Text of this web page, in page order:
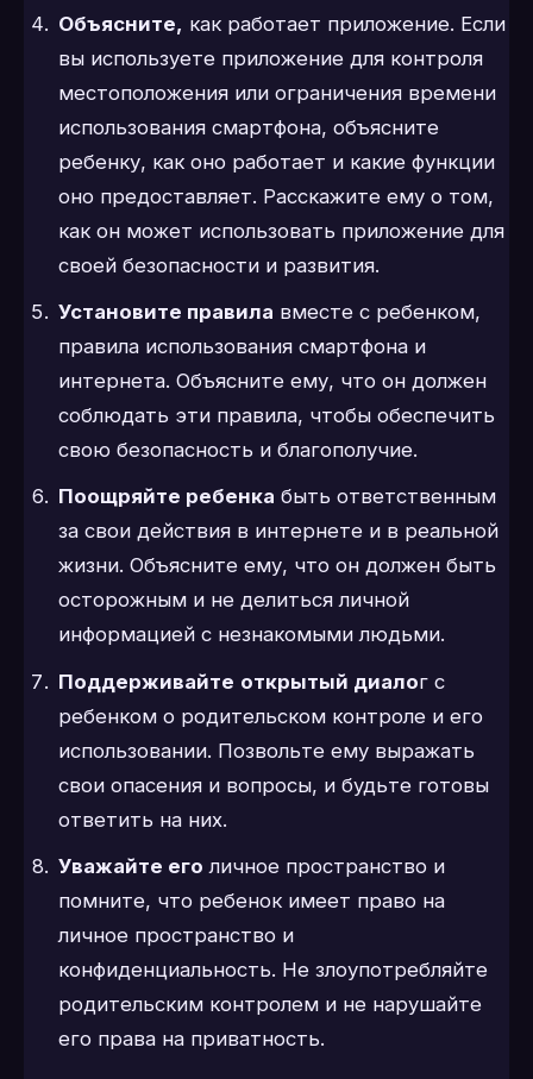
Объясните, как работает приложение. Если
вы используете приложение для контроля
местоположения или ограничения времени
использования смартфона, объясните
ребенку, как оно работает и какие функции
оно предоставляет. Расскажите ему о том,
как он может использовать приложение для
своей безопасности и развития.
Установите правила вместе с ребенком,
правила использования смартфона и
интернета. Объясните ему, что он должен
соблюдать эти правила, чтобы обеспечить
свою безопасность и благополучие.
Поощряйте ребенка быть ответственным
за свои действия в интернете и в реальной
жизни. Объясните ему, что он должен быть
осторожным и не делиться личной
информацией с незнакомыми людьми.
Поддерживайте открытый диалог с
ребенком о родительском контроле и его
использовании. Позвольте ему выражать
свои опасения и вопросы, и будьте готовы
ответить на них.
Уважайте его личное пространство и
помните, что ребенок имеет право на
личное пространство и
конфиденциальность. Не злоупотребляйте
родительским контролем и не нарушайте
его права на приватность.